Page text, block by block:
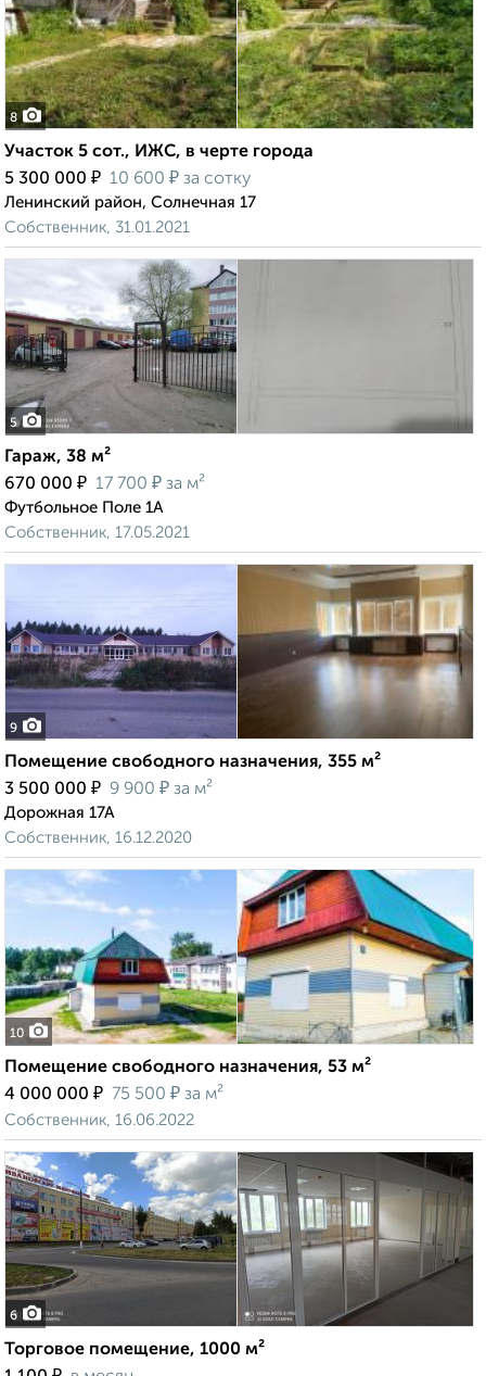
8
Участок 5 сот., ИЖС, в черте города
5 300 000 ₽ 10 600 ₽ за сотку
Ленинский район, Солнечная 17
Собственник, 31.01.2021
5
Гараж, 38 м²
670 000 ₽ 17 700 ₽ за м²
Футбольное Поле 1А
Собственник, 17.05.2021
9
Помещение свободного назначения, 355 м²
3 500 000 ₽ 9 900 ₽ за м²
Дорожная 17А
Собственник, 16.12.2020
10
Помещение свободного назначения, 53 м²
4 000 000 ₽ 75 500 ₽ за м²
Собственник, 16.06.2022
6
Торговое помещение, 1000 м²